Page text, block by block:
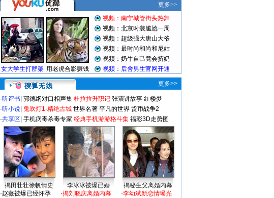
更多>>
·听评书 郭德纲对口相声集 杜拉拉升职记 张震讲故事 红楼梦
·听小说 鬼吹灯1-精绝古城 世界名著 平凡的世界 货币战争2
·共享区 手机病毒杀毒专家 经典手机游游格斗集 福彩3D走势图
揭田壮壮徐帆情史 李冰冰被爆已婚
揭秘生父离婚内幕
·赵薇被爆已经怀孕
·揭刘晓庆离婚内幕
·李幼斌新恋情曝光